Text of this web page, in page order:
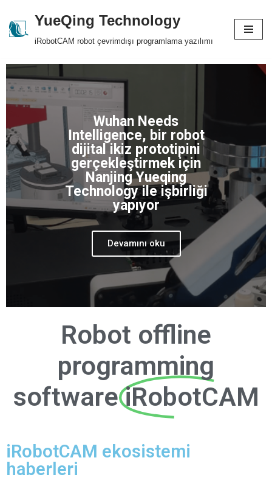
Skip
content
YueQing Technology
iRobotCAM robot çevrimdışı programlama yazılımı
Wuhan Needs
Intelligence, bir robot
dijital ikiz prototipini
gerçekleştirmek için
Nanjing Yueqing
Technology ile işbirliği
yapıyor
Devamını oku
Robot offline
programming
software iRobotCAM
iRobotCAM ekosistemi
haberleri